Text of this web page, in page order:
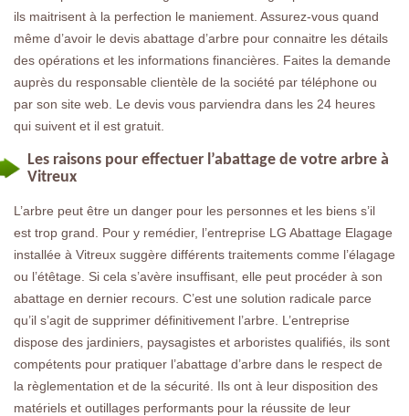
ils maitrisent à la perfection le maniement. Assurez-vous quand
même d’avoir le devis abattage d’arbre pour connaitre les détails
des opérations et les informations financières. Faites la demande
auprès du responsable clientèle de la société par téléphone ou
par son site web. Le devis vous parviendra dans les 24 heures
qui suivent et il est gratuit.
Les raisons pour effectuer l’abattage de votre arbre à
Vitreux
L’arbre peut être un danger pour les personnes et les biens s’il
est trop grand. Pour y remédier, l’entreprise LG Abattage Elagage
installée à Vitreux suggère différents traitements comme l’élagage
ou l’étêtage. Si cela s’avère insuffisant, elle peut procéder à son
abattage en dernier recours. C’est une solution radicale parce
qu’il s’agit de supprimer définitivement l’arbre. L’entreprise
dispose des jardiniers, paysagistes et arboristes qualifiés, ils sont
compétents pour pratiquer l’abattage d’arbre dans le respect de
la règlementation et de la sécurité. Ils ont à leur disposition des
matériels et outillages performants pour la réussite de leur